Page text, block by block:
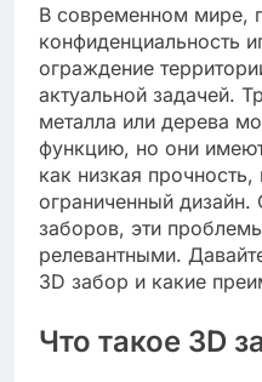
В современном мире,
конфиденциальность
ограждение
актуальной задачей.
металла или дерева
функцию, но они
как низкая
ограниченный
заборов, эти
релевантными.
3D забор и какие
Что такое 3D